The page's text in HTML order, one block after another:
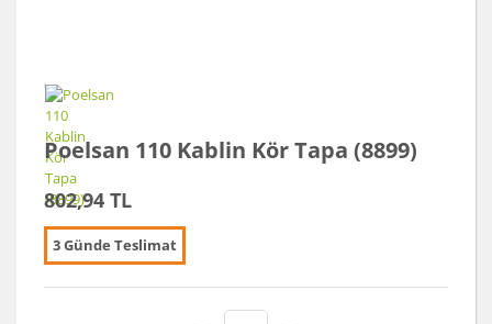
Poelsan 110 Kablin Kör Tapa (8899)
802,94 TL
3 Günde Teslimat